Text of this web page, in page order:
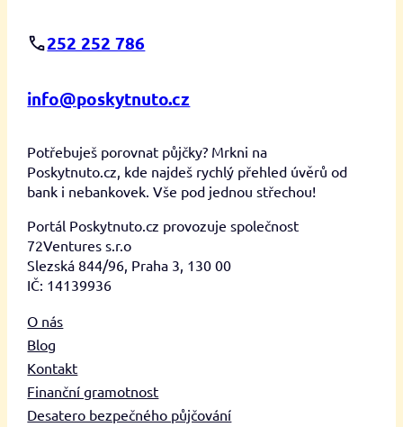
252 252 786
info@poskytnuto.cz
Potřebuješ porovnat půjčky? Mrkni na
Poskytnuto.cz, kde najdeš rychlý přehled úvěrů od
bank i nebankovek. Vše pod jednou střechou!
Portál Poskytnuto.cz provozuje společnost
72Ventures s.r.o
Slezská 844/96, Praha 3, 130 00
IČ: 14139936
O nás
Blog
Kontakt
Finanční gramotnost
Desatero bezpečného půjčování